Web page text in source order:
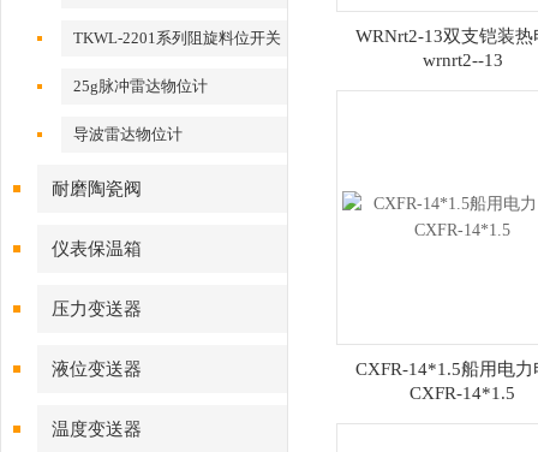
TKWL-2201系列阻旋料位开关
25g脉冲雷达物位计
导波雷达物位计
耐磨陶瓷阀
仪表保温箱
压力变送器
液位变送器
温度变送器
WRNrt2-13双支铠装热
wrnrt2--13
CXFR-14*1.5船用电力
CXFR-14*1.5